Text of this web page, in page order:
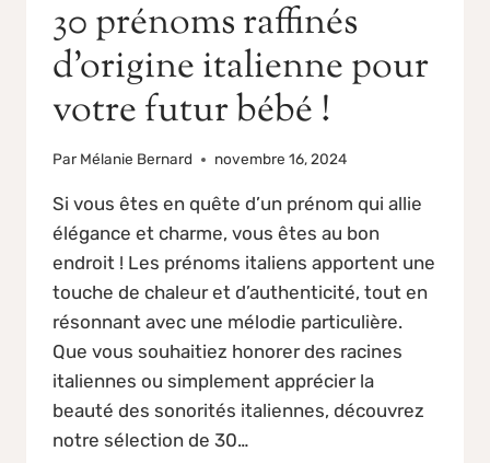
30 prénoms raffinés
d’origine italienne pour
votre futur bébé !
Par Mélanie Bernard novembre 16, 2024
Si vous êtes en quête d’un prénom qui allie
élégance et charme, vous êtes au bon
endroit ! Les prénoms italiens apportent une
touche de chaleur et d’authenticité, tout en
résonnant avec une mélodie particulière.
Que vous souhaitiez honorer des racines
italiennes ou simplement apprécier la
beauté des sonorités italiennes, découvrez
notre sélection de 30…